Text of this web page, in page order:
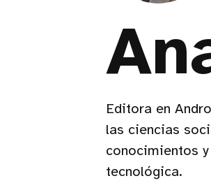
Editora en
las ciencias
conocimientos
tecnológica.